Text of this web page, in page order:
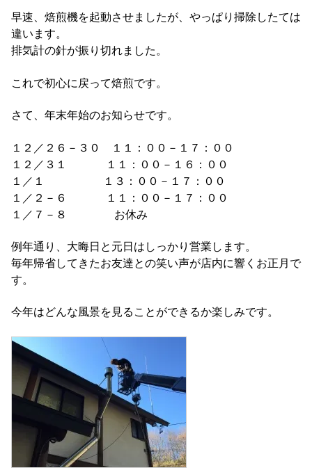
早速、焙煎機を起動させましたが、やっぱり掃除したては
違います。
排気計の針が振り切れました。
これで初心に戻って焙煎です。
さて、年末年始のお知らせです。
１２／２６－３０ １１：００－１７：００
１２／３１ １１：００－１６：００
１／１ １３：００－１７：００
１／２－６ １１：００－１７：００
１／７－８ お休み
例年通り、大晦日と元日はしっかり営業します。
毎年帰省してきたお友達との笑い声が店内に響くお正月で
す。
今年はどんな風景を見ることができるか楽しみです。